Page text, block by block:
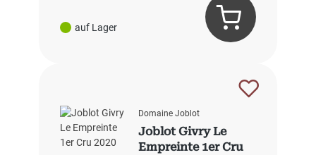
auf Lager
Domaine Joblot
Joblot Givry Le
Empreinte 1er Cru